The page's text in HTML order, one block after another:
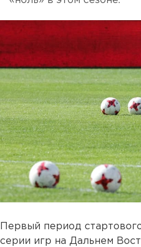
Первый период
серии игр на Дальнем